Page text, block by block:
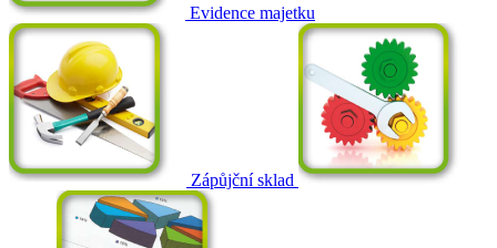
Evidence majetku
Zápůjční sklad